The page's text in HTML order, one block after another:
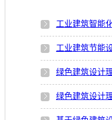
工业建筑智能
工业建筑节能
绿色建筑设计
绿色建筑设计